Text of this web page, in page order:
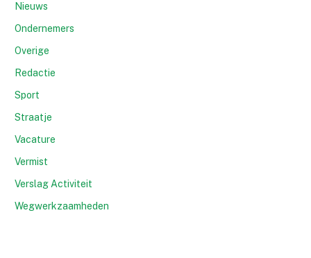
Nieuws
Ondernemers
Overige
Redactie
Sport
Straatje
Vacature
Vermist
Verslag Activiteit
Wegwerkzaamheden